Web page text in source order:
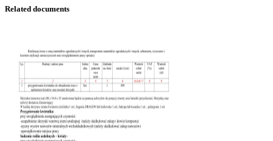
Related documents